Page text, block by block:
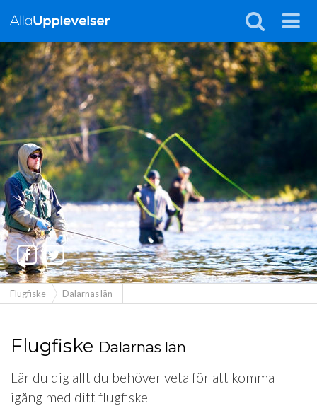
Flugfiske Dalarnas län
Flugfiske Dalarnas län
Lär du dig allt du behöver veta för att komma
igång med ditt flugfiske